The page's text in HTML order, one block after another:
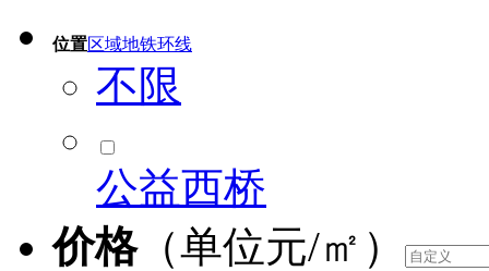
位置区域地铁环线
不限
公益西桥
价格（单位元/㎡）